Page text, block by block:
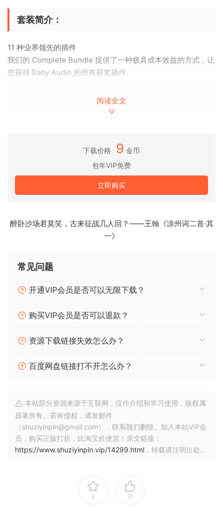
套装简介：
11 种业界领先的插件
我们的 Complete Bundle 提供了一种极具成本效益的方式，让
您获得 Baby Audio 的所有获奖插件。
使用 Transit、IHNY-2、Crystalline、Smooth Operator、
使用 Atoms 创建有机的、超凡脱俗的纹理，使用 BA-1 创建真
实的 80 年代模拟音效。
层楼。
Comeback Kid v1.5.0
IHNY-2 v1.4
Smooth Operator v1.5.0
Super VHS v1.5.0
BA-1 v1.5
Transit 2 v1.0.0
原文介绍：
Our Complete Bundle offers a highly cost-effective way to
get all of Baby Audio’s award-winning plugins.
阅读全文
下载价格 9 金币
包年VIP免费
立即购买
醉卧沙场君莫笑，古来征战几人回？——王翰《凉州词二首·其
一》
常见问题
开通VIP会员是否可以无限下载？
购买VIP会员是否可以退款？
资源下载链接失效怎么办？
百度网盘链接打不开怎么办？
本站部分资源来源于互联网，仅作介绍和学习使用，版权属
原著所有。若有侵权，请发邮件
（shuziyinpin@gmail.com），联系我们删除。加入本站VIP会
员，购买正版打折，比淘宝价便宜！原文链接：
https://www.shuziyinpin.vip/14299.html ，转载请注明出处。
1 0